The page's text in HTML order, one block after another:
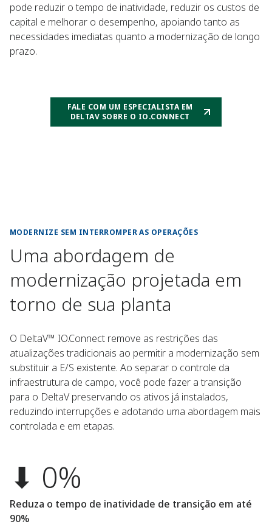
pode reduzir o tempo de inatividade, reduzir os custos de
capital e melhorar o desempenho, apoiando tanto as
necessidades imediatas quanto a modernização de longo
prazo.
FALE COM UM ESPECIALISTA EM
DELTAV SOBRE O IO.CONNECT
MODERNIZE SEM INTERROMPER AS OPERAÇÕES
Uma abordagem de
modernização projetada em
torno de sua planta
O DeltaV™ IO.Connect remove as restrições das
atualizações tradicionais ao permitir a modernização sem
substituir a E/S existente. Ao separar o controle da
infraestrutura de campo, você pode fazer a transição
para o DeltaV preservando os ativos já instalados,
reduzindo interrupções e adotando uma abordagem mais
controlada e em etapas.
⬇ 0%
Reduza o tempo de inatividade de transição em até
90%